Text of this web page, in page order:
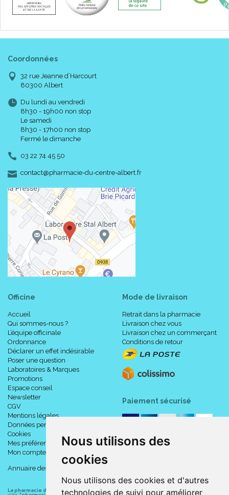
Nous utilisons des
cookies
Nous utilisons des cookies et d'autres
technologies de suivi pour améliorer
Coordonnées
32 rue Jeanne d’Harcourt
80300 Albert
Du lundi au vendredi
8h30 - 19h00 non stop
Le samedi
8h30 - 17h00 non stop
Fermé le dimanche
03 22 74 45 50
contact-
@-
pharmacie-du-centre-albert.fr
Officine
Accueil
Qui sommes-nous ?
L’équipe officinale
Ordonnance
Déclarer un effet indésirable
Poser une question
Laboratoires & Marques
Promotions
Espace conseil
Newsletter
CGV
Mentions légales
Données personnelles
Cookies
Mes préférences Cookies
Mon compte
Annuaire des pharmacies
Mode de livraison
Retrait dans la pharmacie
Livraison chez vous
Livraison chez un commerçant
Conditions de retour
Paiement sécurisé
La pharmacie du centre à Albert (80300) est une pharmacie française certifiée ISO